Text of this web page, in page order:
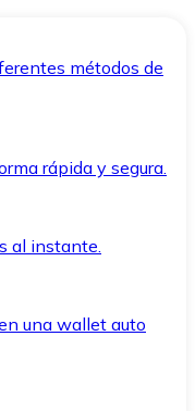
métodos de
rápida y segura.
al instante.
una wallet auto